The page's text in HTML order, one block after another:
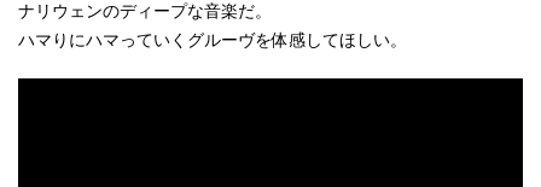
ナリウェンのディープな音楽だ。
ハマりにハマっていくグルーヴを体感してほしい。